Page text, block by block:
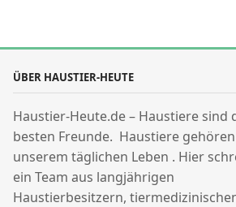
ÜBER HAUSTIER-HEUTE
Haustier-Heute.de – Haustiere sind
besten Freunde. Haustiere
unserem täglichen Leben . Hier
ein Team aus langjährigen
Haustierbesitzern,